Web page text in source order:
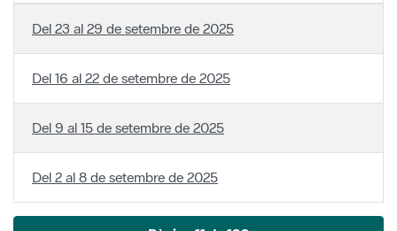
Pàgina 11 de 130
Anterior Següent